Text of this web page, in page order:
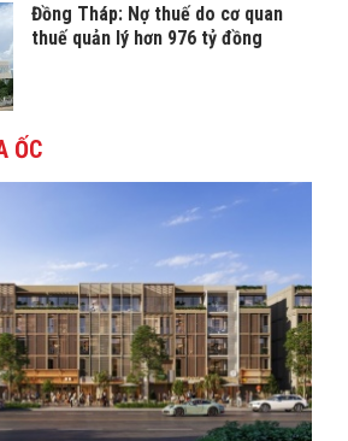
Đồng Tháp: Nợ thuế do cơ quan
thuế quản lý hơn 976 tỷ đồng
ỐC